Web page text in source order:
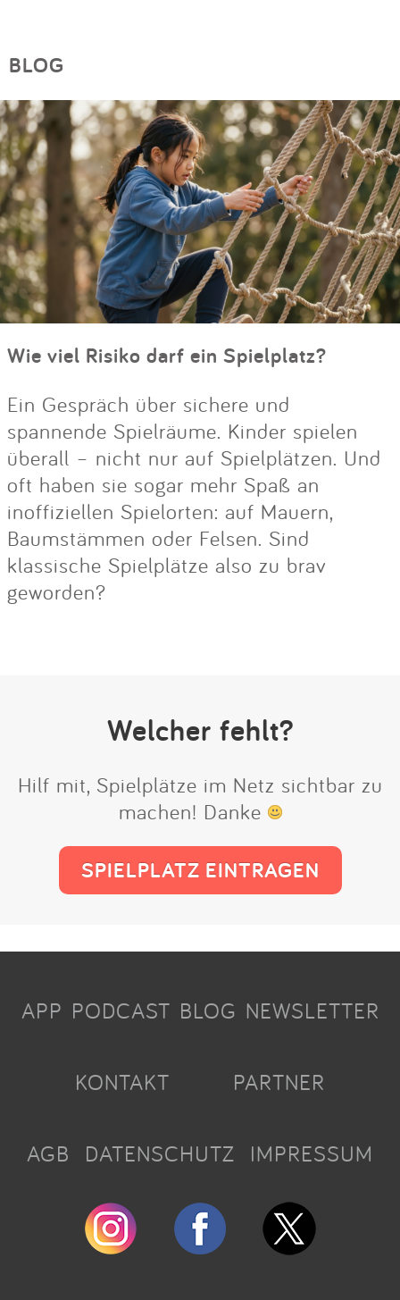
BLOG
Wie viel Risiko darf ein Spielplatz?
Ein Gespräch über sichere und
spannende Spielräume. Kinder spielen
überall – nicht nur auf Spielplätzen. Und
oft haben sie sogar mehr Spaß an
inoffiziellen Spielorten: auf Mauern,
Baumstämmen oder Felsen. Sind
klassische Spielplätze also zu brav
geworden?
Welcher fehlt?
Hilf mit, Spielplätze im Netz sichtbar zu
machen! Danke
SPIELPLATZ EINTRAGEN
APP PODCAST BLOG NEWSLETTER
KONTAKT PARTNER
AGB DATENSCHUTZ IMPRESSUM